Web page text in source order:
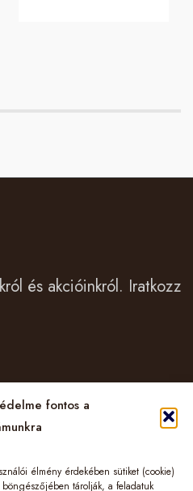
fontos a
élmény érdekében sütiket (cookie)
tárolják, a feladatuk
és akcióinkról. Iratkozz